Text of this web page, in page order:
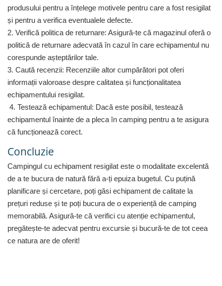
Imbracaminte si Incaltaminte copii
Incaltaminte barbati
Incaltaminte femei
Ochelari de soare
Ochelari de vedere
Gaming, Carti & Birotica
Birotica & Papetarie
Console, Jocuri & Accesorii
Ingrijire personala & Cosmetice
Accesorii aparate de ras electrice
Accesorii aparate hair styling
Aparate & Accesorii ingrijire
personala
Aparate cosmetice
Articole Sanatate si Wellness
Consumabile sanitare
Cosmetice si produse ingrijire
personala
Igiena dentara
produsului pentru a înțelege motivele pentru care a fost resigilat
și pentru a verifica eventualele defecte.
2. Verifică politica de returnare: Asigură-te că magazinul oferă o
politică de returnare adecvată în cazul în care echipamentul nu
corespunde așteptărilor tale.
3. Caută recenzii: Recenziile altor cumpărători pot oferi
informații valoroase despre calitatea și funcționalitatea
echipamentului resigilat.
4. Testează echipamentul: Dacă este posibil, testează
echipamentul înainte de a pleca în camping pentru a te asigura
că funcționează corect.
Concluzie
Campingul cu echipament resigilat este o modalitate excelentă
de a te bucura de natură fără a-ți epuiza bugetul. Cu puțină
planificare și cercetare, poți găsi echipament de calitate la
prețuri reduse și te poți bucura de o experiență de camping
memorabilă. Asigură-te că verifici cu atenție echipamentul,
pregătește-te adecvat pentru excursie și bucură-te de tot ceea
ce natura are de oferit!